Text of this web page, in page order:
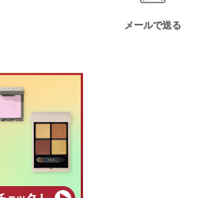
メールで送る